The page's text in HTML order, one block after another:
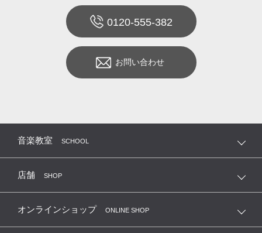
0120-555-382
お問い合わせ
音楽教室 SCHOOL
店舗 SHOP
オンラインショップ ONLINE SHOP